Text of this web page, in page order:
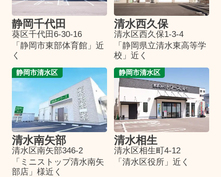
静岡千代田
葵区千代田6-30-16
「静岡市東部体育館」近
く
清水西久保
清水区西久保1-3-4
「静岡県立清水東高等学
校」近く
静岡市清水区
清水南矢部
清水区南矢部346-2
「ミニストップ清水南矢
部店」様近く
静岡市清水区
清水相生
清水区相生町4-12
「清水区役所」近く